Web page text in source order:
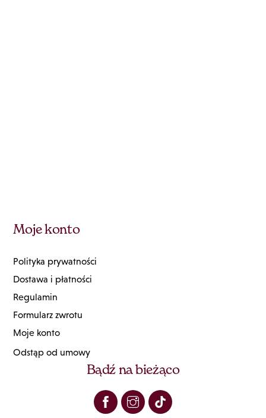
Moje konto
Polityka prywatności
Dostawa i płatności
Regulamin
Formularz zwrotu
Moje konto
Odstąp od umowy
Bądź na bieżąco